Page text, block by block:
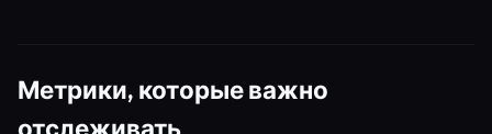
Метрики, которые важно